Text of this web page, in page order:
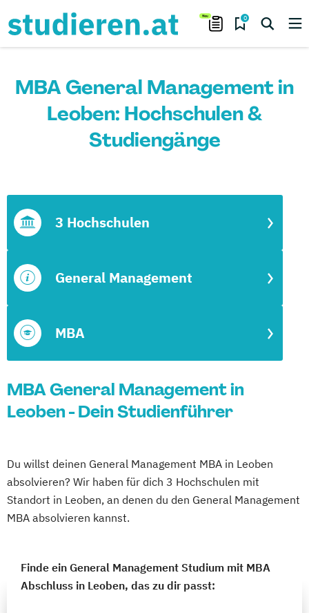
0
MBA General Management in
Leoben: Hochschulen &
Studiengänge
MBA
General Management
3 Hochschulen
MBA General Management in
Leoben - Dein Studienführer
Du willst deinen General Management MBA in Leoben
absolvieren? Wir haben für dich 3 Hochschulen mit
Standort in Leoben, an denen du den General Management
MBA absolvieren kannst.
Finde ein General Management Studium mit MBA
Abschluss in Leoben, das zu dir passt: